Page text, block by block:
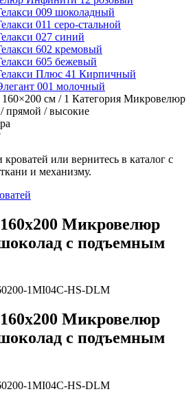
160×200 см / 1 Категория Микровелюр
/ прямой / высокие
или вернитесь в каталог с
и механизму.
Микровелюр
с подъемным
1MI04C-HS-DLM
Микровелюр
с подъемным
1MI04C-HS-DLM